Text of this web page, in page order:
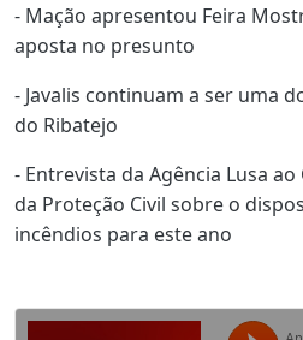
- Mação apresentou Feira
aposta no presunto
- Javalis continuam a ser uma
do Ribatejo
- Entrevista da Agência Lusa
da Proteção Civil sobre o
incêndios para este ano